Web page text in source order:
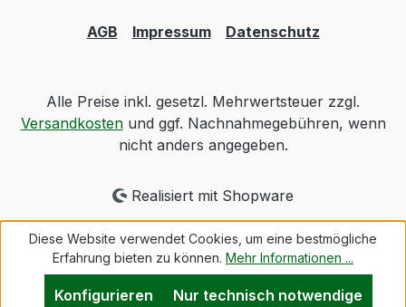
AGB Impressum Datenschutz
Alle Preise inkl. gesetzl. Mehrwertsteuer zzgl.
Versandkostenund ggf. Nachnahmegebühren, wenn
nicht anders angegeben.
Realisiert mit Shopware
Diese Website verwendet Cookies, um eine bestmögliche
Erfahrung bieten zu können. Mehr Informationen ...
Nur technisch notwendige
Konfigurieren